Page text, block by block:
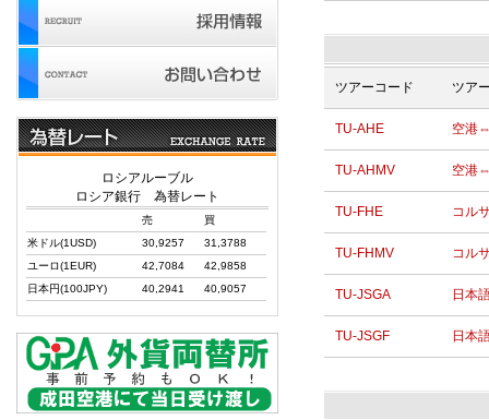
ツアーコード ツア
TU-AHE 空港
TU-AHMV 空港
TU-FHE コル
TU-FHMV コル
TU-JSGA 日本
TU-JSGF 日本
ロシアルーブル
ロシア銀行 為替レート
売
買
米ドル(1USD)
30,9257
31,3788
ユーロ(1EUR)
42,7084
42,9858
日本円(100JPY)
40,2941 40,9057